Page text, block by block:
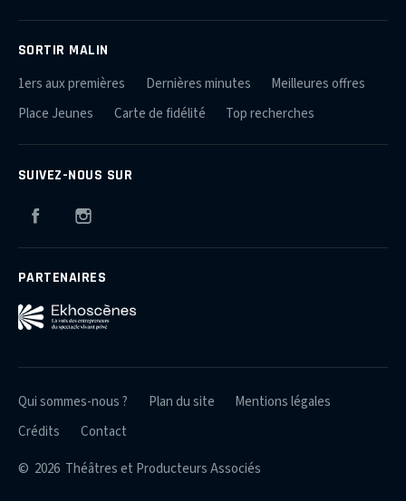
SORTIR MALIN
1ers aux premières Dernières minutes
Meilleures offres
Place Jeunes
Carte de fidélité Top recherches
SUIVEZ-NOUS SUR
Facebook
PARTENAIRES
© 2026 Théâtres et Producteurs Associés
Qui sommes-nous ? Plan du site
Mentions légales
Crédits
Contact